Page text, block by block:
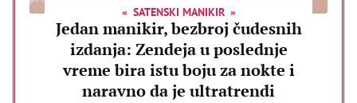
SATENSKI MANIKIR
Jedan manikir, bezbroj čudesnih
izdanja: Zendeja u poslednje
vreme bira istu boju za nokte i
naravno da je ultratrendi